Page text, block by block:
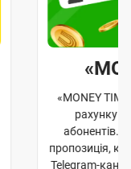
«MONEY
рахунку
абонентів.
пропозиція,
Telegram-